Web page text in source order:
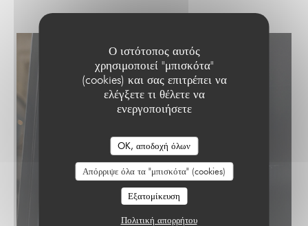
Ο ιστότοπος αυτός
χρησιμοποιεί "μπισκότα"
(cookies) και σας επιτρέπει να
ελέγξετε τι θέλετε να
ενεργοποιήσετε
OK, αποδοχή όλων
Απόρριψε όλα τα "μπισκότα" (cookies)
Εξατομίκευση
Πολιτική απορρήτου